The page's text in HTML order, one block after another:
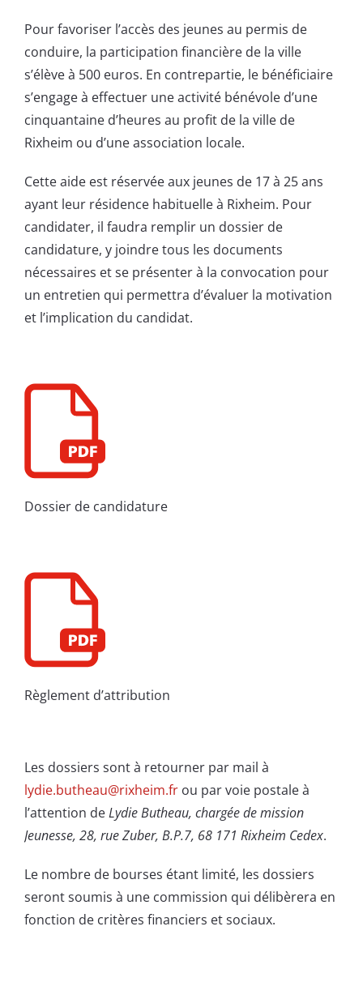
Pour favoriser l’accès des jeunes au permis de
conduire, la participation financière de la ville
s’élève à 500 euros. En contrepartie, le bénéficiaire
s’engage à effectuer une activité bénévole d’une
cinquantaine d’heures au profit de la ville de
Rixheim ou d’une association locale.
Cette aide est réservée aux jeunes de 17 à 25 ans
ayant leur résidence habituelle à Rixheim. Pour
candidater, il faudra remplir un dossier de
candidature, y joindre tous les documents
nécessaires et se présenter à la convocation pour
un entretien qui permettra d’évaluer la motivation
et l’implication du candidat.
Dossier de candidature
Règlement d’attribution
Les dossiers sont à retourner par mail à
lydie.butheau@rixheim.fr ou par voie postale à
l’attention deLydie Butheau, chargée de mission
Jeunesse, 28, rue Zuber, B.P.7, 68 171 Rixheim Cedex.
Le nombre de bourses étant limité, les dossiers
seront soumis à une commission qui délibèrera en
fonction de critères financiers et sociaux.